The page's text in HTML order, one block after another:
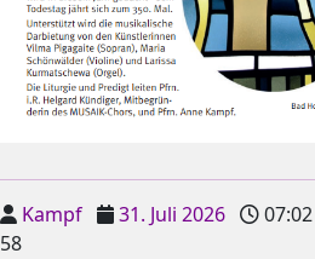
Kampf 31. Juli 2026 07:02
58